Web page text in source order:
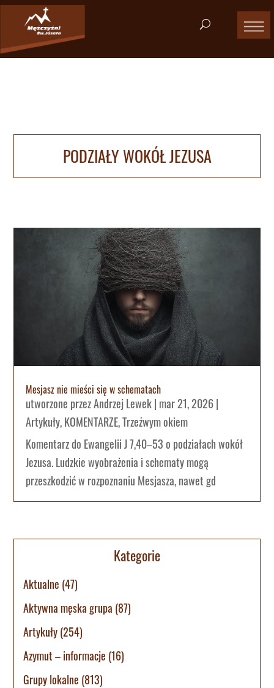
PODZIAŁY WOKÓŁ JEZUSA
Mesjasz nie mieści się w schematach
utworzone przezAndrzej Lewek| mar 21, 2026|
Artykuły,KOMENTARZE,Trzeźwym okiem
Komentarz do Ewangelii J 7,40–53 o podziałach wokół
Jezusa. Ludzkie wyobrażenia i schematy mogą
przeszkodzić w rozpoznaniu Mesjasza, nawet gd
Kategorie
Aktualne (47)
Aktywna męska grupa (87)
Artykuły(254)
Azymut – informacje (16)
Grupy lokalne (813)